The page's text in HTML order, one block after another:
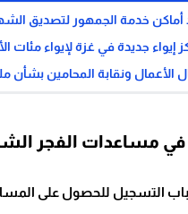
أماكن خدمة الجمهور لتصديق
إيواء جديدة في غزة لإيواء مئات
الأعمال ونقابة المحامين بشأن
مساعدات الفجر
التسجيل للحصول على